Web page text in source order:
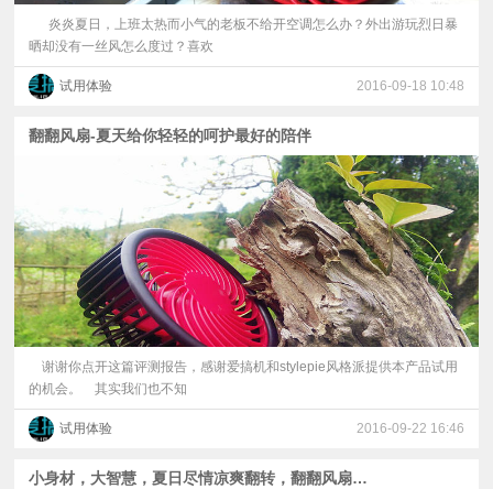
炎炎夏日，上班太热而小气的老板不给开空调怎么办？外出游玩烈日暴
晒却没有一丝风怎么度过？喜欢
试用体验 2016-09-18 10:48
翻翻风扇-夏天给你轻轻的呵护最好的陪伴
谢谢你点开这篇评测报告，感谢爱搞机和stylepie风格派提供本产品试用
的机会。 其实我们也不知
试用体验 2016-09-22 16:46
小身材，大智慧，夏日尽情凉爽翻转，翻翻风扇送清凉